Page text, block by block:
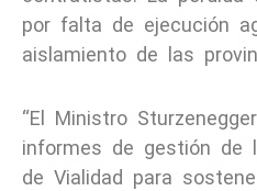
por falta de ejecución
aislamiento de las
“El Ministro
informes de gestión de
de Vialidad para